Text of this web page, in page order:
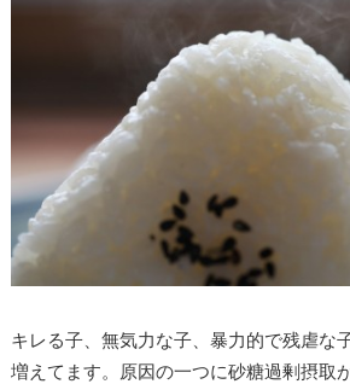
キレる子、無気力な子、暴力的で残虐な
増えてます。原因の一つに砂糖過剰摂取